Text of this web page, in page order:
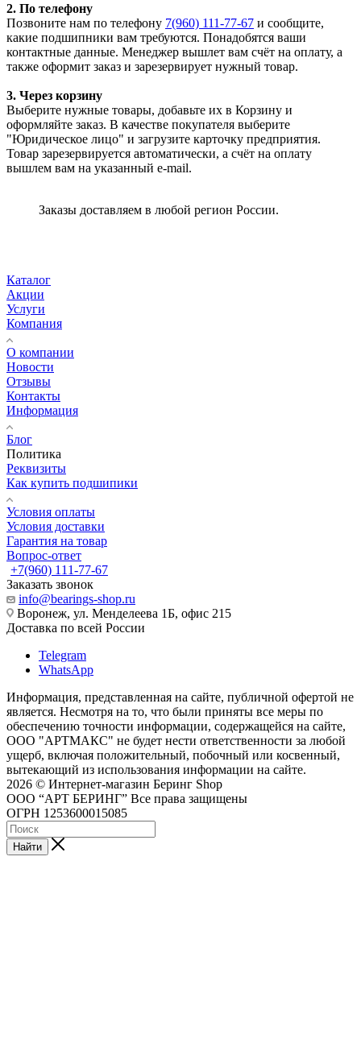
2. По телефону
Позвоните нам по телефону 7(960) 111-77-67 и сообщите,
какие подшипники вам требуются. Понадобятся ваши
контактные данные. Менеджер вышлет вам счёт на оплату, а
также оформит заказ и зарезервирует нужный товар.
3. Через корзину
Выберите нужные товары, добавьте их в Корзину и
оформляйте заказ. В качестве покупателя выберите
"Юридическое лицо" и загрузите карточку предприятия.
Товар зарезервируется автоматически, а счёт на оплату
вышлем вам на указанный e-mail.
Заказы доставляем в любой регион России.
Каталог
Акции
Услуги
Компания
О компании
Новости
Отзывы
Контакты
Информация
Блог
Политика
Реквизиты
Как купить подшипики
Условия оплаты
Условия доставки
Гарантия на товар
Вопрос-ответ
+7(960) 111-77-67
Заказать звонок
info@bearings-shop.ru
Воронеж, ул. Менделеева 1Б, офис 215
Доставка по всей России
Telegram
WhatsApp
Информация, представленная на сайте, публичной офертой не
является. Несмотря на то, что были приняты все меры по
обеспечению точности информации, содержащейся на сайте,
ООО "АРТМАКС" не будет нести ответственности за любой
ущерб, включая положительный, побочный или косвенный,
вытекающий из использования информации на сайте.
2026 © Интернет-магазин Беринг Shop
ООО “АРТ БЕРИНГ” Все права защищены
ОГРН 1253600015085
Найти